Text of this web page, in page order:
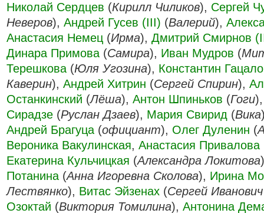
Николай Сердцев (Кирилл Чиликов), Сергей
Неверов), Андрей Гусев (III) (Валерий),
Анастасия Немец (Ирма), Дмитрий Смирнов
Динара Примова (Самира), Иван Мудров (
Терешкова (Юля Угозина), Константин
Каверин), Андрей Хитрин (Сергей Спирин),
Останкинский (Лёша), Антон Шпиньков (Гоги
Сирадзе (Руслан Дзаев), Мария Свирид (Вика
Андрей Брагуца (официант), Олег Дуленин (
Вероника Вакулинская, Анастасия Привалова
Екатерина Кульчицкая (Александра Локитова
Потанина (Анна Игоревна Сколова), Ирина
Лествянко), Витас Эйзенах (Сергей
Озоктай (Виктория Томилина), Антонина